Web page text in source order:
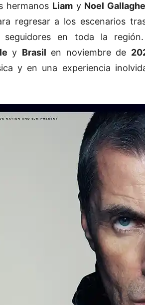
hermanos Liamy Noel
regresar a los escenarios
seguidores en toda la
y Brasil en noviembre de
y en una experiencia